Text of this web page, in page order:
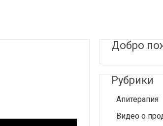
Добро
Рубрики
Апитерапия
Видео о